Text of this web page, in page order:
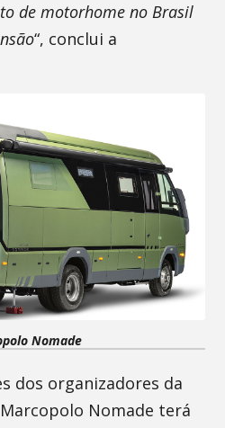
de motorhome no Brasil
“, conclui a
Nomade
dos organizadores da
Nomade terá